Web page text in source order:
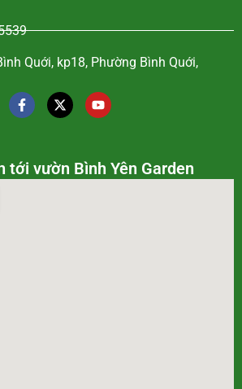
Quới, kp18, Phường Bình Quới,
tới vườn Bình Yên Garden